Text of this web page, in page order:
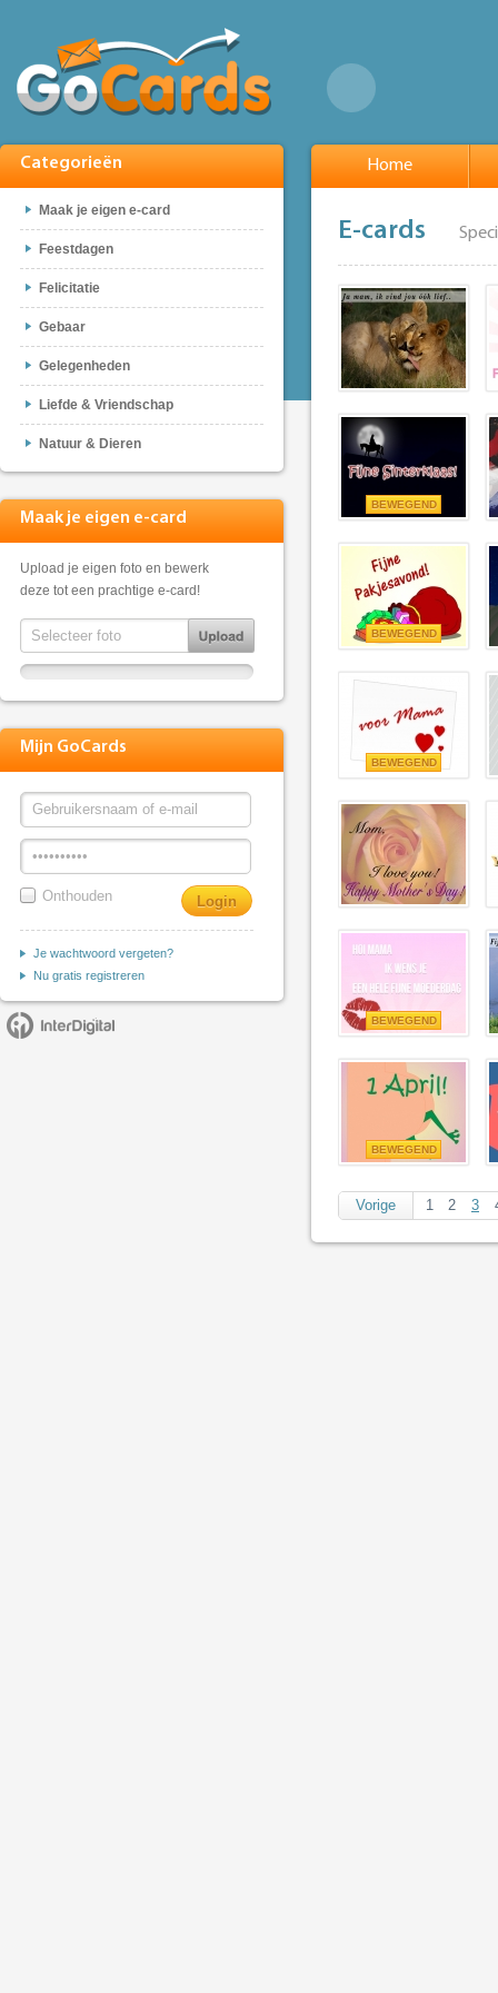
Categorieën
Maak je eigen e-card
Feestdagen
Felicitatie
Gebaar
Gelegenheden
Liefde & Vriendschap
Natuur & Dieren
Maak je eigen e-card
Upload je eigen foto en bewerk
deze tot een prachtige e-card!
Mijn GoCards
Onthouden
Je wachtwoord vergeten?
Nu gratis registreren
Home
E-cards
BEWEGEND
BEWEGEND
BEWEGEND
BEWEGEND
BEWEGEND
Vorige 1 2 3